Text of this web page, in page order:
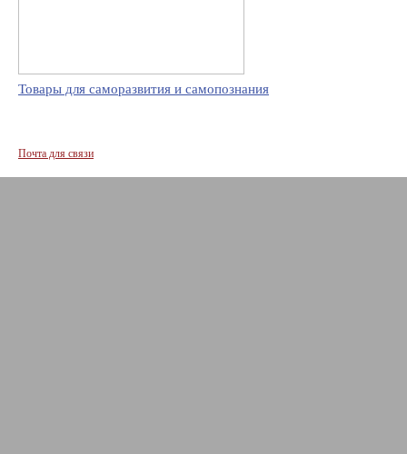
Товары для саморазвития и самопознания
Почта для связи